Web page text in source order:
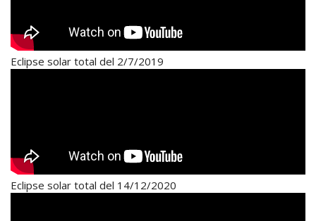
Eclipse solar total del 2/7/2019
Eclipse solar total del 14/12/2020